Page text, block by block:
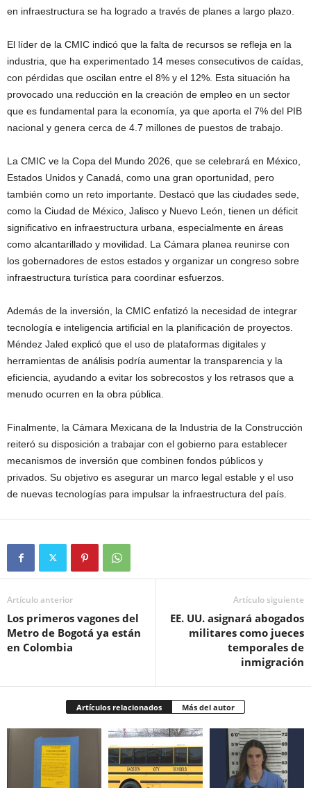
en infraestructura se ha logrado a través de planes a largo plazo.
El líder de la CMIC indicó que la falta de recursos se refleja en la
industria, que ha experimentado 14 meses consecutivos de caídas,
con pérdidas que oscilan entre el 8% y el 12%. Esta situación ha
provocado una reducción en la creación de empleo en un sector
que es fundamental para la economía, ya que aporta el 7% del PIB
nacional y genera cerca de 4.7 millones de puestos de trabajo.
La CMIC ve la Copa del Mundo 2026, que se celebrará en México,
Estados Unidos y Canadá, como una gran oportunidad, pero
también como un reto importante. Destacó que las ciudades sede,
como la Ciudad de México, Jalisco y Nuevo León, tienen un déficit
significativo en infraestructura urbana, especialmente en áreas
como alcantarillado y movilidad. La Cámara planea reunirse con
los gobernadores de estos estados y organizar un congreso sobre
infraestructura turística para coordinar esfuerzos.
Además de la inversión, la CMIC enfatizó la necesidad de integrar
tecnología e inteligencia artificial en la planificación de proyectos.
Méndez Jaled explicó que el uso de plataformas digitales y
herramientas de análisis podría aumentar la transparencia y la
eficiencia, ayudando a evitar los sobrecostos y los retrasos que a
menudo ocurren en la obra pública.
Finalmente, la Cámara Mexicana de la Industria de la Construcción
reiteró su disposición a trabajar con el gobierno para establecer
mecanismos de inversión que combinen fondos públicos y
privados. Su objetivo es asegurar un marco legal estable y el uso
de nuevas tecnologías para impulsar la infraestructura del país.
Artículo anterior
Los primeros vagones del
Metro de Bogotá ya están
en Colombia
Artículo siguiente
EE. UU. asignará abogados
militares como jueces
temporales de
inmigración
Artículos relacionados Más del autor